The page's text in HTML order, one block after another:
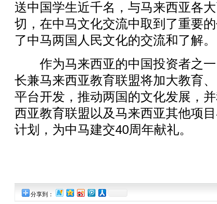
送中国学生近千名，与马来西亚各
切，在中马文化交流中取到了重要
了中马两国人民文化的交流和了解。
作为马来西亚的中国投资者之一
长兼马来西亚教育联盟将加大教育
平台开发，推动两国的文化发展，
西亚教育联盟以及马来西亚其他项
计划，为中马建交40周年献礼。
分享到：